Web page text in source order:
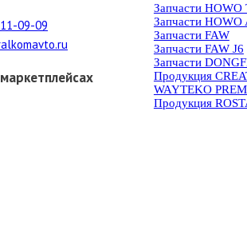
09-09
Запчасти HOWO
Запчасти HOWO
Запчасти FAW
Запчасти FAW J6
Запчасти
Продукция
WAYTEKO
Продукция